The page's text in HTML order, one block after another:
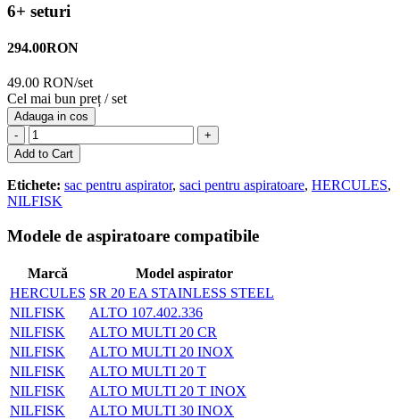
6+ seturi
294.00RON
49.00 RON/set
Cel mai bun preț / set
Adauga in cos
-
+
Add to Cart
Etichete: sac pentru aspirator, saci pentru aspiratoare, HERCULES,
NILFISK
Modele de aspiratoare compatibile
Marcă
Model aspirator
HERCULES SR 20 EA STAINLESS STEEL
NILFISK
ALTO 107.402.336
NILFISK
ALTO MULTI 20 CR
NILFISK
ALTO MULTI 20 INOX
NILFISK
ALTO MULTI 20 T
NILFISK
ALTO MULTI 20 T INOX
NILFISK
ALTO MULTI 30 INOX